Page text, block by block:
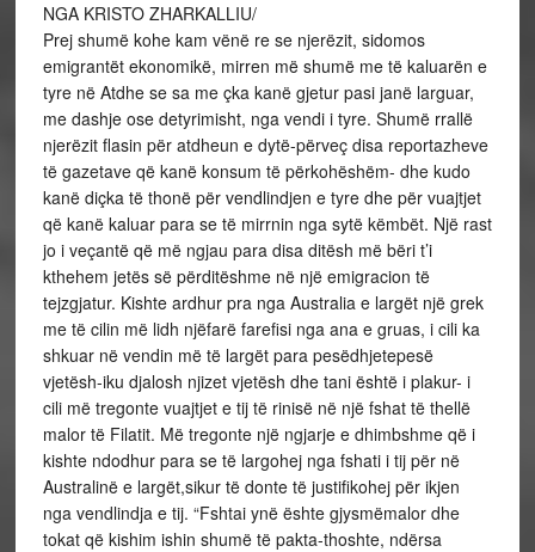
NGA KRISTO ZHARKALLIU/
Prej shumë kohe kam vënë re se njerëzit, sidomos
emigrantët ekonomikë, mirren më shumë me të kaluarën e
tyre në Atdhe se sa me çka kanë gjetur pasi janë larguar,
me dashje ose detyrimisht, nga vendi i tyre. Shumë rrallë
njerëzit flasin për atdheun e dytë-përveç disa reportazheve
të gazetave që kanë konsum të përkohëshëm- dhe kudo
kanë diçka të thonë për vendlindjen e tyre dhe për vuajtjet
që kanë kaluar para se të mirrnin nga sytë këmbët. Një rast
jo i veçantë që më ngjau para disa ditësh më bëri t’i
kthehem jetës së përditëshme në një emigracion të
tejzgjatur. Kishte ardhur pra nga Australia e largët një grek
me të cilin më lidh njëfarë farefisi nga ana e gruas, i cili ka
shkuar në vendin më të largët para pesëdhjetepesë
vjetësh-iku djalosh njizet vjetësh dhe tani është i plakur- i
cili më tregonte vuajtjet e tij të rinisë në një fshat të thellë
malor të Filatit. Më tregonte një ngjarje e dhimbshme që i
kishte ndodhur para se të largohej nga fshati i tij për në
Australinë e largët,sikur të donte të justifikohej për ikjen
nga vendlindja e tij. “Fshtai ynë ështe gjysmëmalor dhe
tokat që kishim ishin shumë të pakta-thoshte, ndërsa